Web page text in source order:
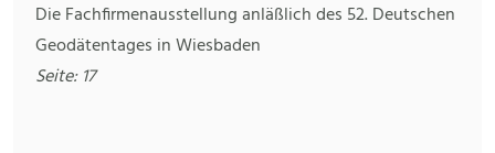
Die Fachfirmenausstellung anläßlich des 52. Deutschen
Geodätentages in Wiesbaden
Seite: 17